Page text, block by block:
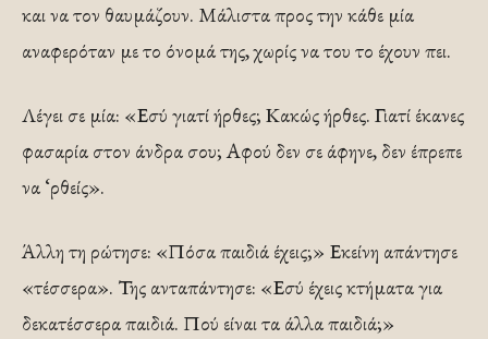
και να τον θαυμάζουν. Μάλιστα προς την κάθε μία
αναφερόταν με το όνομά της, χωρίς να του το έχουν πει.
Λέγει σε μία: «Εσύ γιατί ήρθες; Κακώς ήρθες. Γιατί έκανες
φασαρία στον άνδρα σου; Αφού δεν σε άφηνε, δεν έπρεπε
να ‘ρθείς».
Άλλη τη ρώτησε: «Πόσα παιδιά έχεις;» Εκείνη απάντησε
«τέσσερα». Της ανταπάντησε: «Εσύ έχεις κτήματα για
δεκατέσσερα παιδιά. Πού είναι τα άλλα παιδιά;»